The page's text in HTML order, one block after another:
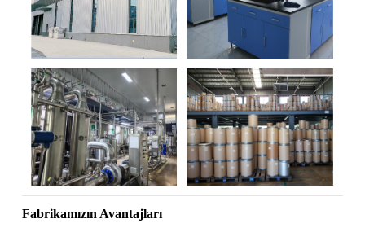
Fabrikamızın Avantajları